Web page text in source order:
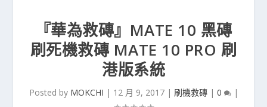
『華為救磚』MATE 10 黑磚
刷死機救磚 MATE 10 PRO 刷
港版系統
Posted by MOKCHI | 12 月 9, 2017| 刷機救磚| 0 |